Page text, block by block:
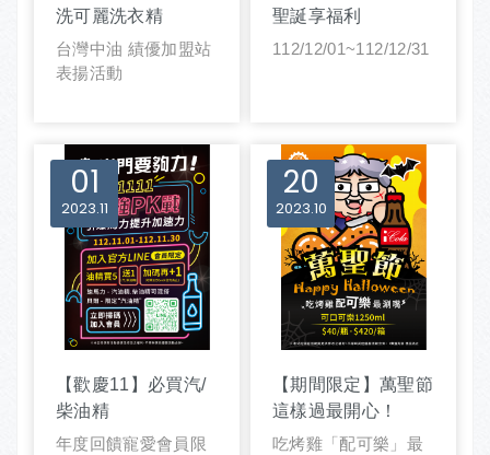
洗可麗洗衣精
台灣中油 績優加盟站
表揚活動
聖誕享福利
112/12/01~112/12/31
01
11
2023
【歡慶11】必買汽/
柴油精
年度回饋寵愛會員限
20
10
2023
【期間限定】萬聖節
這樣過最開心！
吃烤雞「配可樂」最